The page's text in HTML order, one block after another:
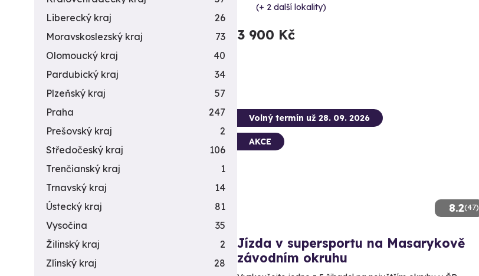
(+ 2 další lokality)
3 900 Kč
8.2(47)
Volný termín už 28. 09. 2026
AKCE
Jízda v supersportu na Masarykově
závodním okruhu
Liberecký kraj
26
Moravskoslezský kraj
73
Olomoucký kraj
40
Pardubický kraj
34
Plzeňský kraj
57
Praha
247
Prešovský kraj
2
Středočeský kraj
106
Trenčianský kraj
1
Trnavský kraj
14
Ústecký kraj
81
Vysočina
35
Žilinský kraj
2
Zlínský kraj
28